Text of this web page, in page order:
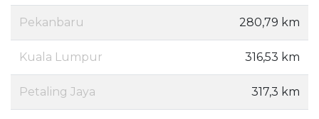
Pekanbaru 280,79 km
Kuala Lumpur 316,53 km
Petaling Jaya 317,3 km